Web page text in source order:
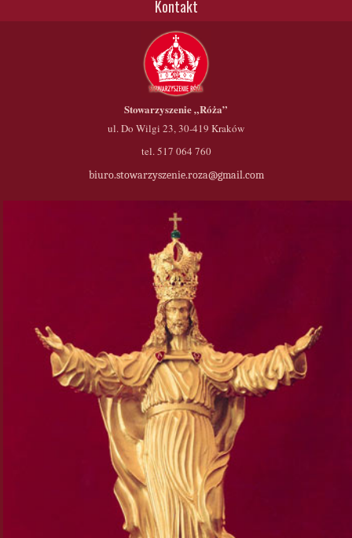
Kontakt
Stowarzyszenie„Róża”
ul. Do Wilgi 23, 30-419 Kraków
tel. 517 064 760
biuro.stowarzyszenie.roza@gmail.com